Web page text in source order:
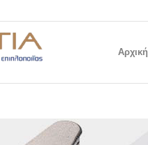
Αρχική